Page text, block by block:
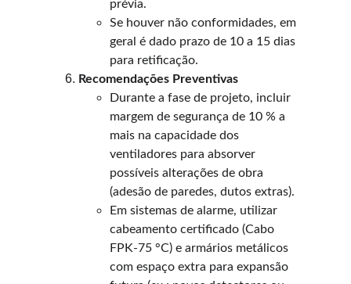
prévia.
Se houver não conformidades, em
geral é dado prazo de 10 a 15 dias
para retificação.
Recomendações Preventivas
Durante a fase de projeto, incluir
margem de segurança de 10 % a
mais na capacidade dos
ventiladores para absorver
possíveis alterações de obra
(adesão de paredes, dutos extras).
Em sistemas de alarme, utilizar
cabeamento certificado (Cabo
FPK-75 °C) e armários metálicos
com espaço extra para expansão